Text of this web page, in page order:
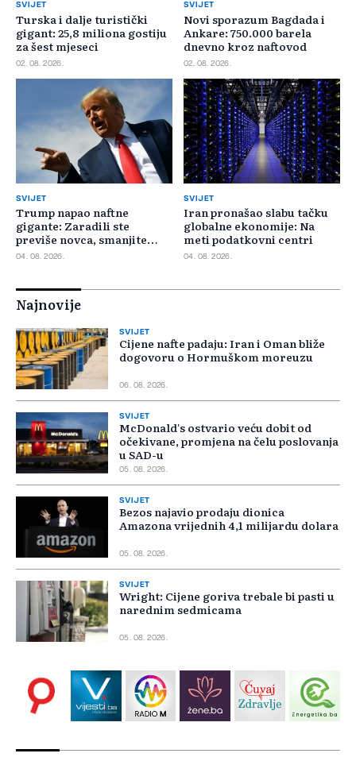
SVIJET
Turska i dalje turistički
gigant: 25,8 miliona gostiju
za šest mjeseci
02. 08. 2026.
SVIJET
Novi sporazum Bagdada i
Ankare: 750.000 barela
dnevno kroz naftovod
02. 08. 2026.
SVIJET
Trump napao naftne
gigante: Zaradili ste
previše novca, smanjite
cijene
04. 08. 2026.
SVIJET
Iran pronašao slabu tačku
globalne ekonomije: Na
meti podatkovni centri
04. 08. 2026.
Najnovije
SVIJET
Cijene nafte padaju: Iran i Oman bliže
dogovoru o Hormuškom moreuzu
06. 08. 2026.
SVIJET
McDonald's ostvario veću dobit od
očekivane, promjena na čelu poslovanja
u SAD-u
05. 08. 2026.
SVIJET
Bezos najavio prodaju dionica
Amazona vrijednih 4,1 milijardu dolara
05. 08. 2026.
SVIJET
Wright: Cijene goriva trebale bi pasti u
narednim sedmicama
05. 08. 2026.